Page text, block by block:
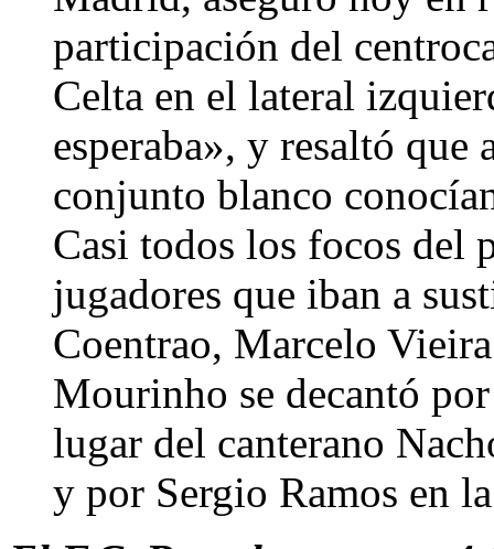
participación del
Celta en el lateral
esperaba», y resaltó que
conjunto blanco
Casi todos los focos del
jugadores que iban a
Coentrao, Marcelo
Mourinho se decantó
lugar del canterano
y por Sergio Ramos en